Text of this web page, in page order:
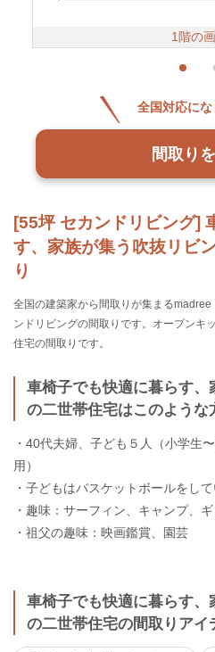
[55坪 セカンドリビング]
す、家族が集う吹抜リビ
り
全国の建築家から間取りが集まる
ンドリビングの間取りです。オープンキ
住宅の間取りです。
車椅子でも快適に暮らす
の二世帯住宅はこのような
・40代夫婦、子ども５人（小学生
用）
・子どもはバスケットボールをし
・趣味：サーフィン、キャンプ、
・祖父の趣味：映画鑑賞、園芸
車椅子でも快適に暮らす
の二世帯住宅の間取りアイ
1階の
全国対応にな
間取り